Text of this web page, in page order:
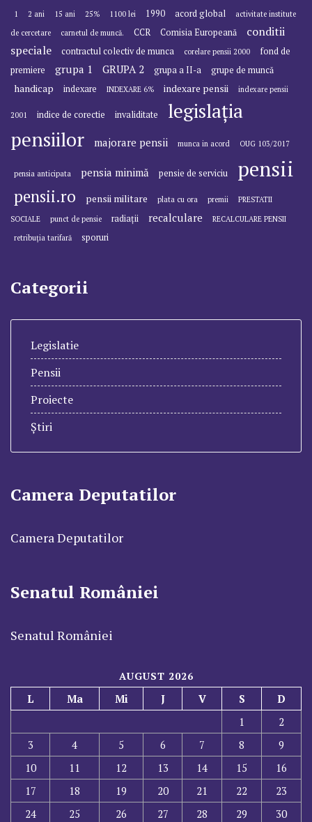
1 2 ani 15 ani 25% 1100 lei 1990 acord global
activitate institute
de cercetare
carnetul de muncă. CCR Comisia Europeană
conditii
speciale
contractul colectiv de munca corelare pensii 2000
fond de
premiere
grupa 1 GRUPA 2 grupa a II-a grupe de muncă
handicap indexare INDEXARE 6% indexare pensii indexare pensii
2001 indice de corectie invaliditate
legislația
pensiilor
majorare pensii munca in acord OUG 103/2017
pensia anticipata pensia minimă pensie de serviciu pensii
pensii.ro pensii militare plata cu ora premii
PRESTATII
SOCIALE
punct de pensie radiații recalculare
RECALCULARE PENSII
retribuția tarifară
sporuri
Categorii
Legislatie
Pensii
Proiecte
Știri
Camera Deputatilor
Camera Deputatilor
Senatul României
Senatul României
AUGUST 2026
L Ma Mi J V S
D
1
2
3
4 5 6 7 8
9
10
11 12 13 14 15
16
17
18 19 20 21 22
23
24
25 26 27 28 29
30